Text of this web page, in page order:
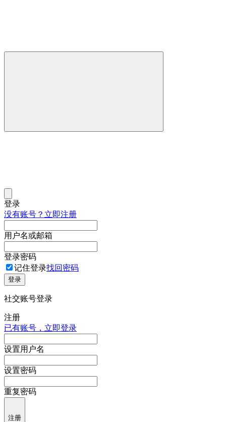
登录
没有账号？立即注册
用户名或邮箱
登录密码
记住登录找回密码
登录
社交账号登录
注册
已有账号，立即登录
设置用户名
设置密码
重复密码
注册